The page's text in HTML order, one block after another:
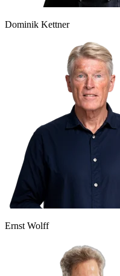
Dominik Kettner
Ernst Wolff